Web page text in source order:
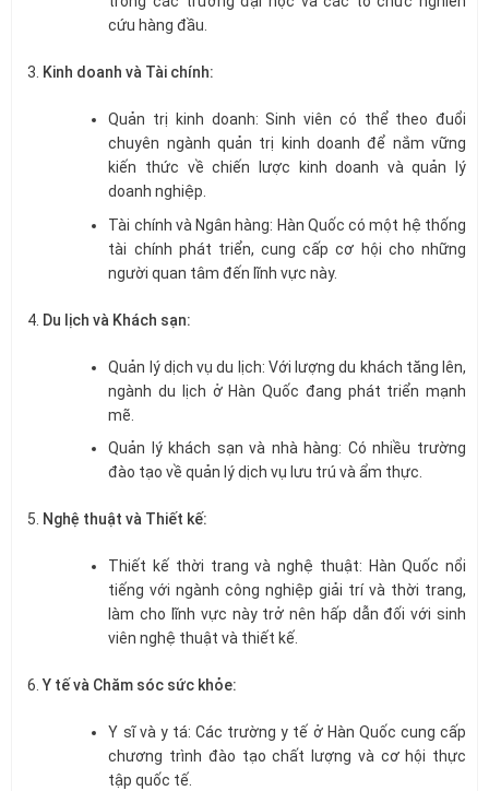
cứu hàng đầu.
Kinh doanh và Tài chính:
Quản trị kinh doanh: Sinh viên có thể theo đuổi
chuyên ngành quản trị kinh doanh để nắm vững
kiến thức về chiến lược kinh doanh và quản lý
doanh nghiệp.
Tài chính và Ngân hàng: Hàn Quốc có một hệ thống
tài chính phát triển, cung cấp cơ hội cho những
người quan tâm đến lĩnh vực này.
Du lịch và Khách sạn:
Quản lý dịch vụ du lịch: Với lượng du khách tăng lên,
ngành du lịch ở Hàn Quốc đang phát triển mạnh
mẽ.
Quản lý khách sạn và nhà hàng: Có nhiều trường
đào tạo về quản lý dịch vụ lưu trú và ẩm thực.
Nghệ thuật và Thiết kế:
Thiết kế thời trang và nghệ thuật: Hàn Quốc nổi
tiếng với ngành công nghiệp giải trí và thời trang,
làm cho lĩnh vực này trở nên hấp dẫn đối với sinh
viên nghệ thuật và thiết kế.
Y tế và Chăm sóc sức khỏe:
Y sĩ và y tá: Các trường y tế ở Hàn Quốc cung cấp
chương trình đào tạo chất lượng và cơ hội thực
tập quốc tế.